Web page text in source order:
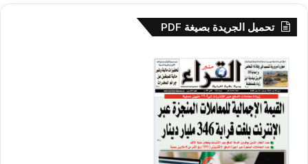
تحميل الجريدة بصيغة PDF